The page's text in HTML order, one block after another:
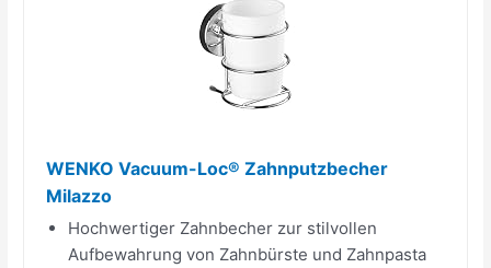
WENKO Vacuum-Loc® Zahnputzbecher
Milazzo
Hochwertiger Zahnbecher zur stilvollen
Aufbewahrung von Zahnbürste und Zahnpasta